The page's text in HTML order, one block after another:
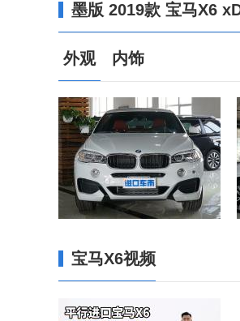
墨版 2019款 宝马X6
外观 内饰
宝马X6视频